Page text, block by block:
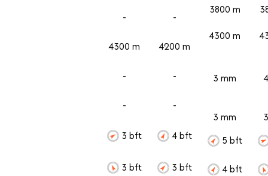
-
4300 m
-
-
3 bft
3 bft
-
4200 m
-
-
4 bft
3 bft
3800 m
4300 m
3 mm
3 mm
5 bft
4 bft